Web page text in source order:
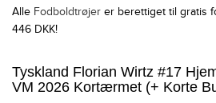
Alle Fodboldtrøjer er berettiget til gratis
446 DKK!
Tyskland Florian Wirtz #17
VM 2026 Kortærmet (+ Korte